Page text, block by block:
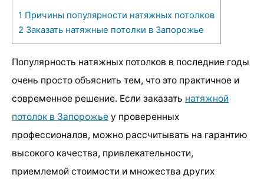
1 Причины популярности натяжных потолков
2 Заказать натяжные потолки в Запорожье
Популярность натяжных потолков в последние годы
очень просто объяснить тем, что это практичное и
современное решение. Если заказать натяжной
потолок в Запорожье у проверенных
профессионалов, можно рассчитывать на гарантию
высокого качества, привлекательности,
приемлемой стоимости и множества других